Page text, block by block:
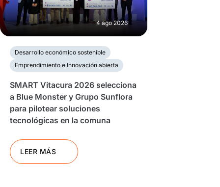
4 ago 2026
Desarrollo económico sostenible
Emprendimiento e Innovación abierta
SMART Vitacura 2026 selecciona
a Blue Monster y Grupo Sunflora
para pilotear soluciones
tecnológicas en la comuna
LEER MÁS